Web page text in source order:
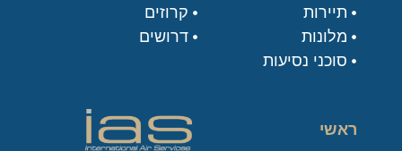
תיירות
מלונות
סוכני נסיעות
קרוזים
דרושים
ראשי